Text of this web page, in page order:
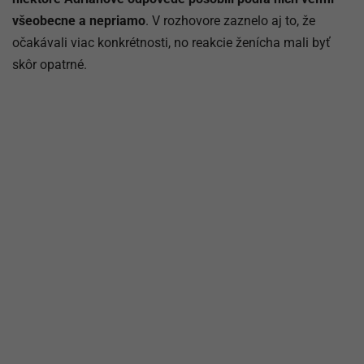
všeobecne a nepriamo. V rozhovore zaznelo aj to, že
očakávali viac konkrétnosti, no reakcie ženícha mali byť
skôr opatrné.